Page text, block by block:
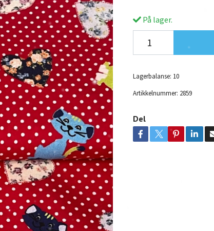
På lager.
Lagerbalanse: 10
Artikkelnummer: 2859
Del